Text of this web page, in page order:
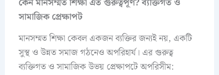
সামাজিক প্রেক্ষাপট
মানসম্মত শিক্ষা কেবল একজন ব্যক্তির জন্যই নয়, একটি
সুস্থ ও উন্নত সমাজ গঠনেও অপরিহার্য। এর গুরুত্ব
ব্যক্তিগত ও সামাজিক উভয় প্রেক্ষাপটে অপরিসীম: